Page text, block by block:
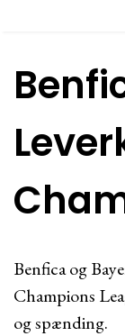
Benfica og
Champions
og spænding.